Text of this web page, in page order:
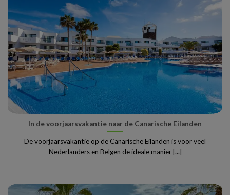
In de voorjaarsvakantie naar de Canarische Eilanden
De voorjaarsvakantie op de Canarische Eilanden is voor veel
Nederlanders en Belgen de ideale manier [...]